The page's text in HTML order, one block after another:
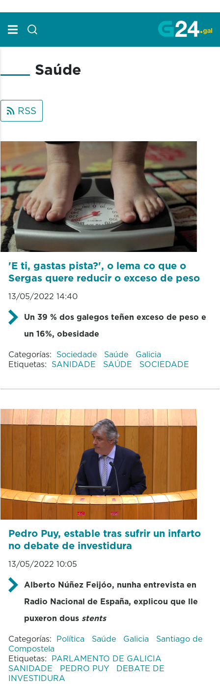
Saúde
RSS
'E ti, gastas pista?', o lema co que o
Sergas quere reducir o exceso de peso
13/05/2022 14:40
Un 39 % dos galegos teñen exceso de peso e
un 16%, obesidade
Categorías: Sociedade Saúde
Galicia
Etiquetas: SANIDADE SAÚDE SOCIEDADE
Pedro Puy, estable tras sufrir un infarto
no debate de investidura
13/05/2022 10:05
Alberto Núñez Feijóo, nunha entrevista en
Radio Nacional de España, explicou que lle
puxeron dous stents
Categorías: Política Saúde Galicia
Santiago de
Compostela
Etiquetas: PARLAMENTO DE GALICIA
SANIDADE
PEDRO PUY
DEBATE DE
INVESTIDURA